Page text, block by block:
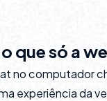
que só a
no computador
experiência da